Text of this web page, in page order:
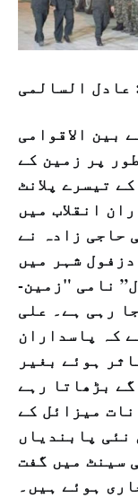
عادل السالمی
بین الاقوامی
پر زمین کے
تیسرے پلانٹ
انقلاب میں
حاجی زادہ نے
شہر میں
نامی "زمین-
رہی ہے۔ علی
کہ پاسداران
ہوئے بغیر
بڑھاتا رہے
میزائل کے
نئی پابندیاں
سینٹ میں گفت
ہوئے ہیں۔